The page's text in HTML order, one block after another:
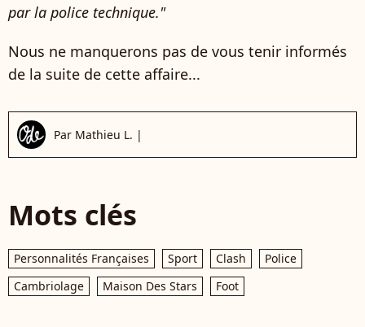
par la police technique."
Nous ne manquerons pas de vous tenir informés
de la suite de cette affaire...
Par Mathieu L. |
Mots clés
Personnalités Françaises Sport Clash
Police
Cambriolage
Maison Des Stars Foot